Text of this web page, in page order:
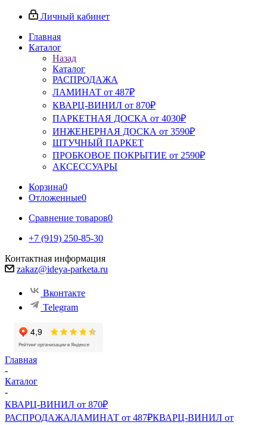
Личный кабинет
Главная
Каталог
Назад
Каталог
РАСПРОДАЖА
ЛАМИНАТ от 487₽
КВАРЦ-ВИНИЛ от 870₽
ПАРКЕТНАЯ ДОСКА от 4030₽
ИНЖЕНЕРНАЯ ДОСКА от 3590₽
ШТУЧНЫЙ ПАРКЕТ
ПРОБКОВОЕ ПОКРЫТИЕ от 2590₽
АКСЕССУАРЫ
Корзина0
Отложенные0
Сравнение товаров0
+7 (919) 250-85-30
Контактная информация
zakaz@ideya-parketa.ru
Вконтакте
Telegram
Главная
-
Каталог
-
КВАРЦ-ВИНИЛ от 870₽
РАСПРОДАЖАЛАМИНАТ от 487₽КВАРЦ-ВИНИЛ от